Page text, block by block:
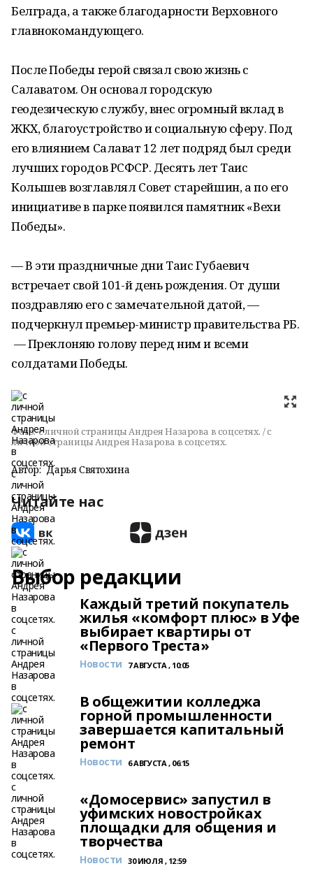
Белграда, а также благодарности Верховного
главнокомандующего.
После Победы герой связал свою жизнь с
Салаватом. Он основал городскую
геодезическую службу, внес огромный вклад в
ЖКХ, благоустройство и социальную сферу. Под
его влиянием Салават 12 лет подряд был среди
лучших городов РСФСР. Десять лет Таис
Колышев возглавлял Совет старейшин, а по его
инициативе в парке появился памятник «Вехи
Победы».
— В эти праздничные дни Таис Губаевич
встречает свой 101-й день рождения. От души
поздравляю его с замечательной датой, —
подчеркнул премьер-министр правительства РБ.
— Преклоняю голову перед ним и всеми
солдатами Победы.
Фото: с личной страницы Андрея Назарова в соцсетях. / с
личной страницы Андрея Назарова в соцсетях.
Автор: Дарья Святохина
Читайте нас
Выбор редакции
Каждый третий покупатель
жилья «комфорт плюс» в Уфе
выбирает квартиры от
«Первого Треста»
Новости 7 АВГУСТА , 10:05
В общежитии колледжа
горной промышленности
завершается капитальный
ремонт
Новости 6 АВГУСТА , 06:15
«Домосервис» запустил в
уфимских новостройках
площадки для общения и
творчества
Новости 30 ИЮЛЯ , 12:59